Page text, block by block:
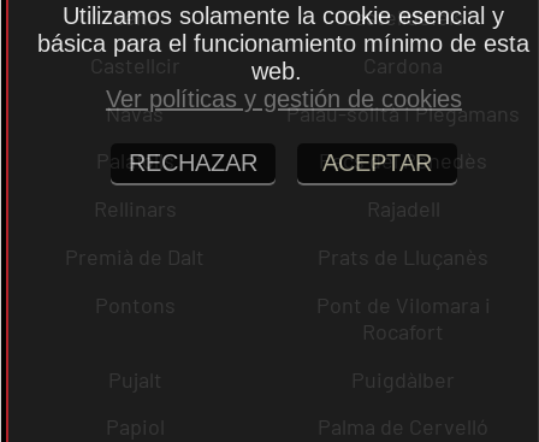
dena
Castelldefels
Castellcir
Cardona
Navas
Palau-solità i Plegamans
Palafolls
Pacs del Penedès
Rellinars
Rajadell
Premià de Dalt
Prats de Lluçanès
Pontons
Pont de Vilomara i
Rocafort
Pujalt
Puigdàlber
Papiol
Palma de Cervelló
Utilizamos solamente la cookie esencial y
básica para el funcionamiento mínimo de esta
web.
Ver políticas y gestión de cookies
RECHAZAR ACEPTAR